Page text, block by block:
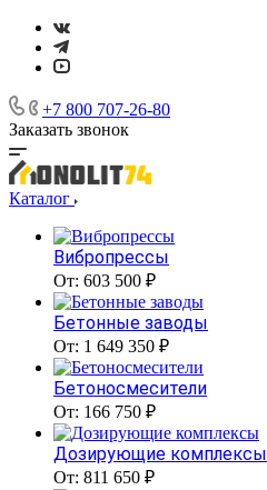
+7 800 707-26-80
Заказать звонок
Каталог
Вибропрессы
От: 603 500 ₽
Бетонные заводы
От: 1 649 350 ₽
Бетоносмесители
От: 166 750 ₽
Дозирующие комплексы
От: 811 650 ₽